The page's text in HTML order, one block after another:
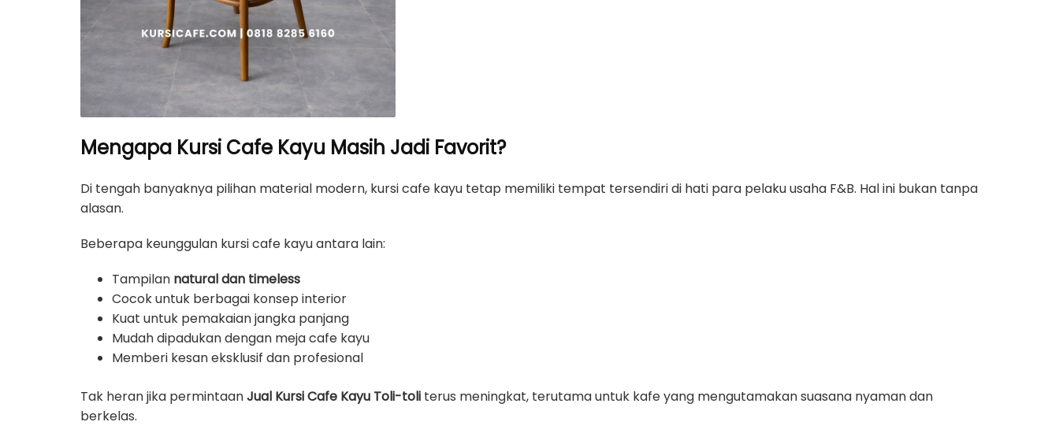
Mengapa Kursi Cafe Kayu Masih Jadi Favorit?
Di tengah banyaknya pilihan material modern, kursi cafe kayu tetap memiliki tempat tersendiri di hati para pelaku usaha F&B. Hal ini bukan tanpa
alasan.
Beberapa keunggulan kursi cafe kayu antara lain:
Tampilan natural dan timeless
Cocok untuk berbagai konsep interior
Kuat untuk pemakaian jangka panjang
Mudah dipadukan dengan meja cafe kayu
Memberi kesan eksklusif dan profesional
Tak heran jika permintaanJual Kursi Cafe Kayu Toli-toli terus meningkat, terutama untuk kafe yang mengutamakan suasana nyaman dan
berkelas.